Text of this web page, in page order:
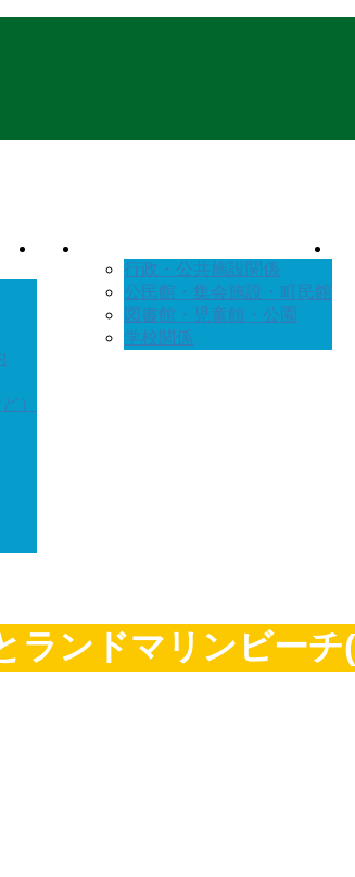
）
行政・公共施設関係
公民館・集会施設・町民館
図書館・児童館・公園
学校関係
ランドマリンビーチ